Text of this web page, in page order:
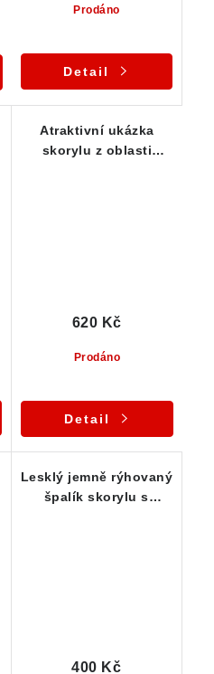
Prodáno
Detail
Atraktivní ukázka
skorylu z oblasti
Prodáno
620 Kč
Detail
Lesklý jemně rýhovaný
špalík skorylu s
400 Kč